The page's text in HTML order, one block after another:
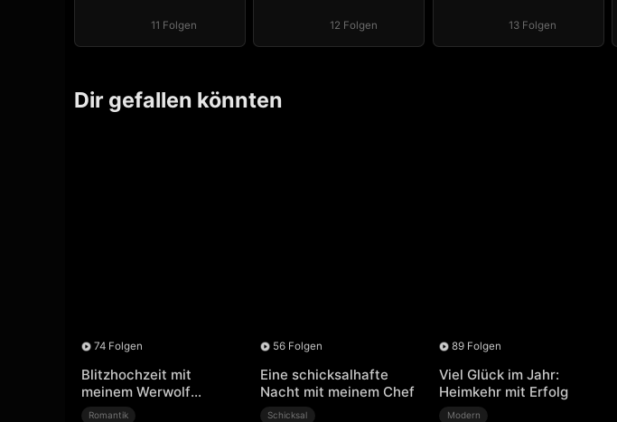
11 Folgen 12 Folgen 13 Folgen
Dir gefallen könnten
74 Folgen
Blitzhochzeit mit
meinem Werwolf
Ehemann
Romantik
56 Folgen
Eine schicksalhafte
Nacht mit meinem Chef
Schicksal
89 Folgen
Viel Glück im Jahr:
Heimkehr mit Erfolg
Modern